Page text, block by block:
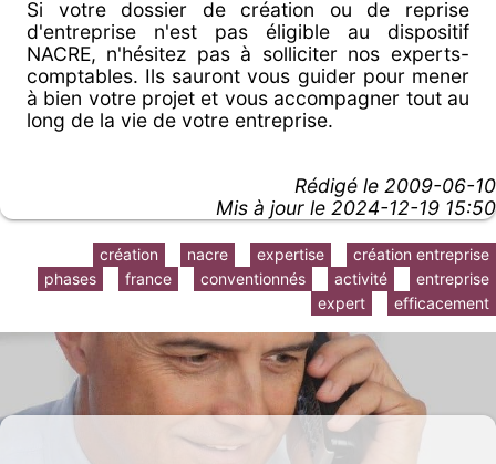
Si votre dossier de création ou de reprise
d'entreprise n'est pas éligible au dispositif
NACRE, n'hésitez pas à solliciter nos experts-
comptables. Ils sauront vous guider pour mener
à bien votre projet et vous accompagner tout au
long de la vie de votre entreprise.
Rédigé le 2009-06-10
Mis à jour le 2024-12-19 15:50
création entreprise
expertise
nacre
création
entreprise
activité
conventionnés
france
phases
efficacement
expert